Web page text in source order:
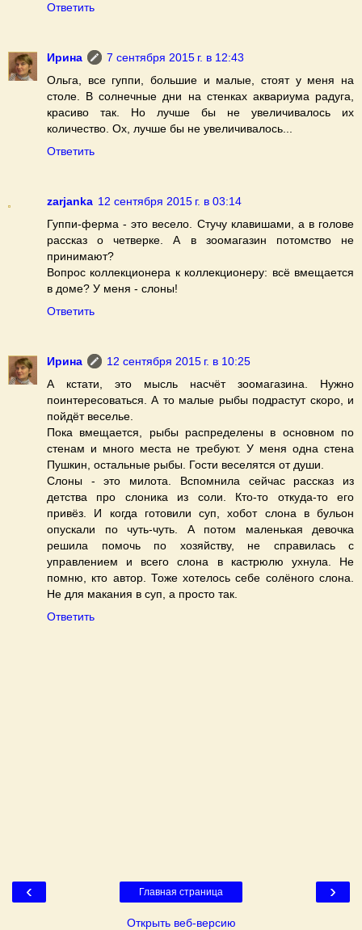
Ответить
Ирина
7 сентября 2015 г. в 12:43
Ольга, все гуппи, большие и малые, стоят у меня на
столе. В солнечные дни на стенках аквариума радуга,
красиво так. Но лучше бы не увеличивалось их
количество. Ох, лучше бы не увеличивалось...
Ответить
zarjanka 12 сентября 2015 г. в 03:14
Гуппи-ферма - это весело. Стучу клавишами, а в голове
рассказ о четверке. А в зоомагазин потомство не
принимают?
Вопрос коллекционера к коллекционеру: всё вмещается
в доме? У меня - слоны!
Ответить
Ирина
12 сентября 2015 г. в 10:25
А кстати, это мысль насчёт зоомагазина. Нужно
поинтересоваться. А то малые рыбы подрастут скоро, и
пойдёт веселье.
Пока вмещается, рыбы распределены в основном по
стенам и много места не требуют. У меня одна стена
Пушкин, остальные рыбы. Гости веселятся от души.
Слоны - это милота. Вспомнила сейчас рассказ из
детства про слоника из соли. Кто-то откуда-то его
привёз. И когда готовили суп, хобот слона в бульон
опускали по чуть-чуть. А потом маленькая девочка
решила помочь по хозяйству, не справилась с
управлением и всего слона в кастрюлю ухнула. Не
помню, кто автор. Тоже хотелось себе солёного слона.
Не для макания в суп, а просто так.
Ответить
‹ ›
Главная страница
Открыть веб-версию